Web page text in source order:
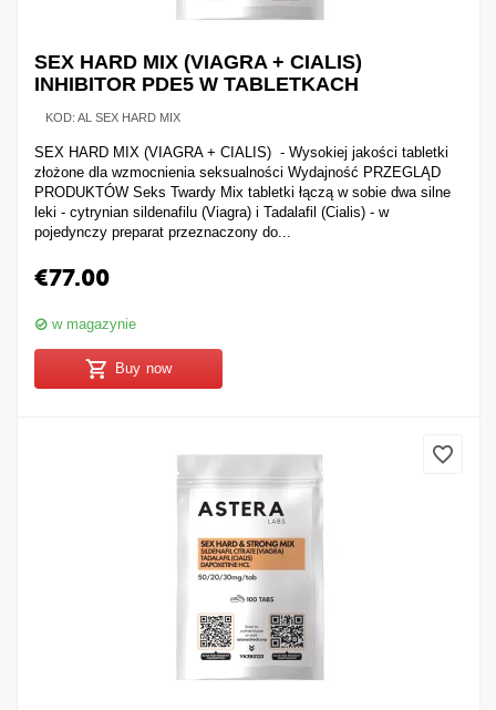
SEX HARD MIX (VIAGRA + CIALIS)
INHIBITOR PDE5 W TABLETKACH
KOD: AL SEX HARD MIX
SEX HARD MIX (VIAGRA + CIALIS) - Wysokiej jakości tabletki
złożone dla wzmocnienia seksualności Wydajność PRZEGLĄD
PRODUKTÓW Seks Twardy Mix tabletki łączą w sobie dwa silne
leki - cytrynian sildenafilu (Viagra) i Tadalafil (Cialis) - w
pojedynczy preparat przeznaczony do...
€77.00
w magazynie
Buy now